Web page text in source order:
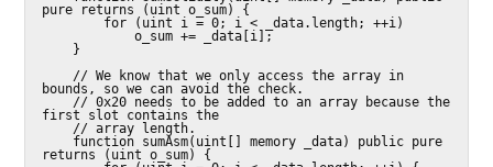
pure returns (uint o_sum) {
        for (uint i = 0; i < _data.length; ++i)
            o_sum += _data[i];
bounds, so we can avoid the check.
first slot contains the
returns (uint o_sum) {